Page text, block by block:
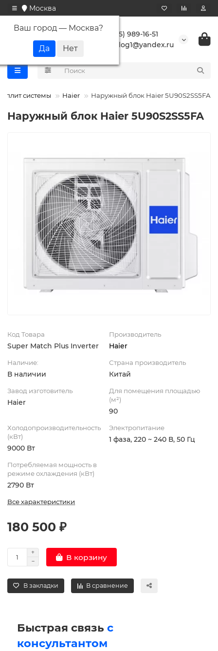
Москва
Ваш город — Москва?
+7 (495) 989-16-51
buranlog1@yandex.ru
системы Haier Наружный блок Haier 5U90S2SS5FA
Наружный блок Haier 5U90S2SS5FA
Код Товара
Super Match Plus Inverter
Производитель
Haier
Наличие:
В наличии
Страна производитель
Китай
Завод изготовитель
Haier
Для помещения площадью
(м²)
90
Холодопроизводительность
(кВт)
9000 Вт
Электропитание
1 фаза, 220 ~ 240 В, 50 Гц
Потребляемая мощность в
режиме охлаждения (кВт)
2790 Вт
Все характеристики
180 500 ₽
В корзину
В закладки В сравнение
Быстрая связь с
консультантом